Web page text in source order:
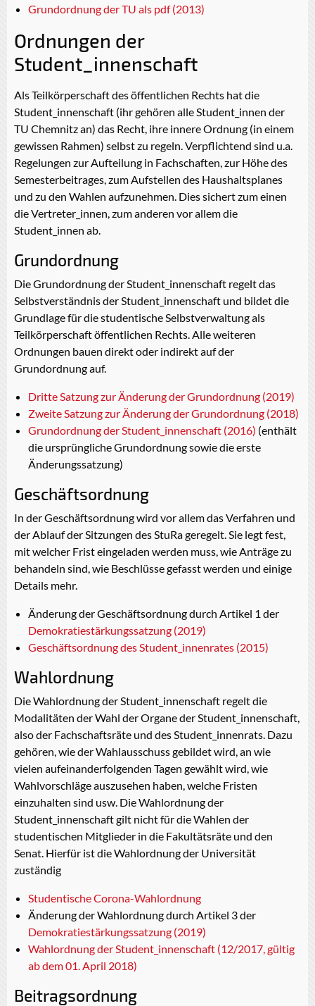
Grundordnung der TU als pdf (2013)
Ordnungen der
Student_innenschaft
Als Teilkörperschaft des öffentlichen Rechts hat die
Student_innenschaft (ihr gehören alle Student_innen der
TU Chemnitz an) das Recht, ihre innere Ordnung (in einem
gewissen Rahmen) selbst zu regeln. Verpflichtend sind u.a.
Regelungen zur Aufteilung in Fachschaften, zur Höhe des
Semesterbeitrages, zum Aufstellen des Haushaltsplanes
und zu den Wahlen aufzunehmen. Dies sichert zum einen
die Vertreter_innen, zum anderen vor allem die
Student_innen ab.
Grundordnung
Die Grundordnung der Student_innenschaft regelt das
Selbstverständnis der Student_innenschaft und bildet die
Grundlage für die studentische Selbstverwaltung als
Teilkörperschaft öffentlichen Rechts. Alle weiteren
Ordnungen bauen direkt oder indirekt auf der
Grundordnung auf.
Dritte Satzung zur Änderung der Grundordnung (2019)
Zweite Satzung zur Änderung der Grundordnung (2018)
Grundordnung der Student_innenschaft (2016) (enthält
die ursprüngliche Grundordnung sowie die erste
Änderungssatzung)
Geschäftsordnung
In der Geschäftsordnung wird vor allem das Verfahren und
der Ablauf der Sitzungen des StuRa geregelt. Sie legt fest,
mit welcher Frist eingeladen werden muss, wie Anträge zu
behandeln sind, wie Beschlüsse gefasst werden und einige
Details mehr.
Änderung der Geschäftsordnung durch Artikel 1 der
Demokratiestärkungssatzung (2019)
Geschäftsordnung des Student_innenrates (2015)
Wahlordnung
Die Wahlordnung der Student_innenschaft regelt die
Modalitäten der Wahl der Organe der Student_innenschaft,
also der Fachschaftsräte und des Student_innenrats. Dazu
gehören, wie der Wahlausschuss gebildet wird, an wie
vielen aufeinanderfolgenden Tagen gewählt wird, wie
Wahlvorschläge auszusehen haben, welche Fristen
einzuhalten sind usw. Die Wahlordnung der
Student_innenschaft gilt nicht für die Wahlen der
studentischen Mitglieder in die Fakultätsräte und den
Senat. Hierfür ist die Wahlordnung der Universität
zuständig
Studentische Corona-Wahlordnung
Änderung der Wahlordnung durch Artikel 3 der
Demokratiestärkungssatzung (2019)
Wahlordnung der Student_innenschaft (12/2017, gültig
ab dem 01. April 2018)
Beitragsordnung